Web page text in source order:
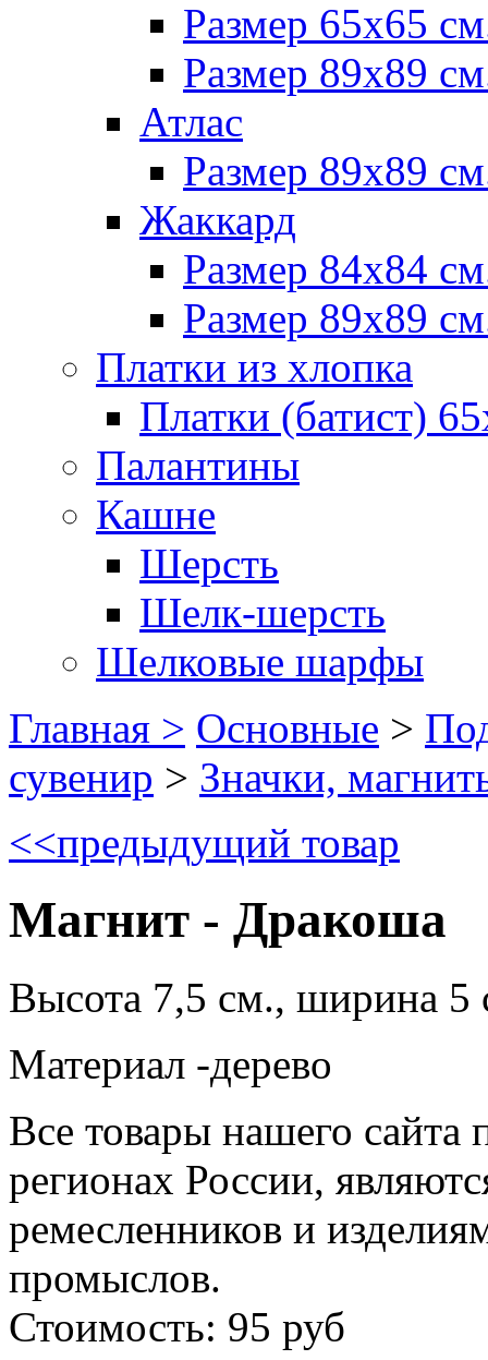
Размер 65х65
Размер 89х89
Атлас
Размер 89х89
Жаккард
Размер 84х84
Размер 89х89
Платки из хлопка
Платки (батист)
Палантины
Кашне
Шерсть
Шелк-шерсть
Шелковые шарфы
Главная > Основные >
сувенир > Значки,
<<предыдущий товар
Магнит - Дракоша
Высота 7,5 см., ширина 5
Материал -дерево
Все товары нашего сайта
регионах России,
ремесленников и
промыслов.
Стоимость: 95 руб